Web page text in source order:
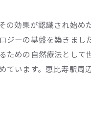
ロジーの魅力
効果が認識され始め
ジーの基盤を築きまし
めの自然療法として
います。恵比寿駅周